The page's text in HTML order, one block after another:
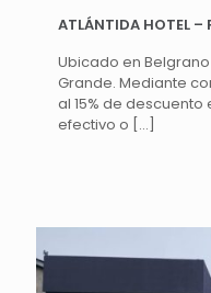
ATLÁNTIDA HOTEL –
Ubicado en
Grande. Mediante
al 15% de
efectivo o […]